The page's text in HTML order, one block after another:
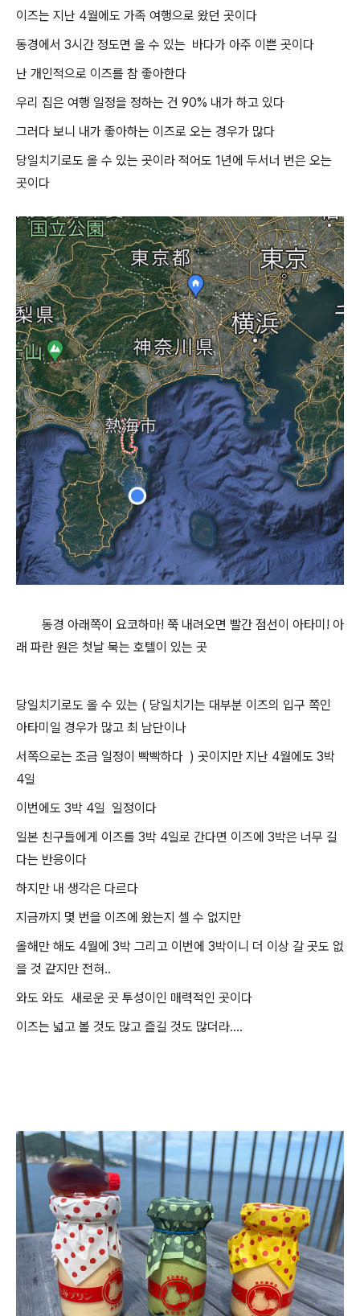
이즈는 지난 4월에도 가족 여행으로 왔던 곳이다
동경에서 3시간 정도면 올 수 있는 바다가 아주 이쁜 곳이다
난 개인적으로 이즈를 참 좋아한다
우리 집은 여행 일정을 정하는 건 90% 내가 하고 있다
그러다 보니 내가 좋아하는 이즈로 오는 경우가 많다
당일치기로도 올 수 있는 곳이라 적어도 1년에 두서너 번은 오는
곳이다
동경 아래쪽이 요코하마! 쭉 내려오면 빨간 점선이 아타미! 아
래 파란 원은 첫날 묵는 호텔이 있는 곳
당일치기로도 올 수 있는 ( 당일치기는 대부분 이즈의 입구 쪽인
아타미일 경우가 많고 최 남단이나
서쪽으로는 조금 일정이 빡빡하다 ) 곳이지만 지난 4월에도 3박
4일
이번에도 3박 4일 일정이다
일본 친구들에게 이즈를 3박 4일로 간다면 이즈에 3박은 너무 길
다는 반응이다
하지만 내 생각은 다르다
지금까지 몇 번을 이즈에 왔는지 셀 수 없지만
올해만 해도 4월에 3박 그리고 이번에 3박이니 더 이상 갈 곳도 없
을 것 같지만 전혀..
와도 와도 새로운 곳 투성이인 매력적인 곳이다
이즈는 넓고 볼 것도 많고 즐길 것도 많더라....